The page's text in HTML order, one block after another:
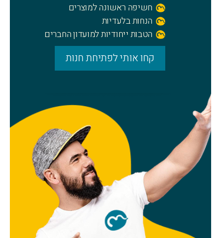
חשיפה ראשונה למוצרים
הנחות בלעדיות
הטבות ייחודיות למועדון החברים
קחו אותי לפתיחת חנות